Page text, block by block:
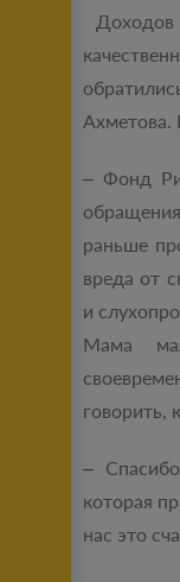
Доходов
Ахметова.
– Фонд
раньше
вреда от
и
Мама
говорить,
–
которая
нас это